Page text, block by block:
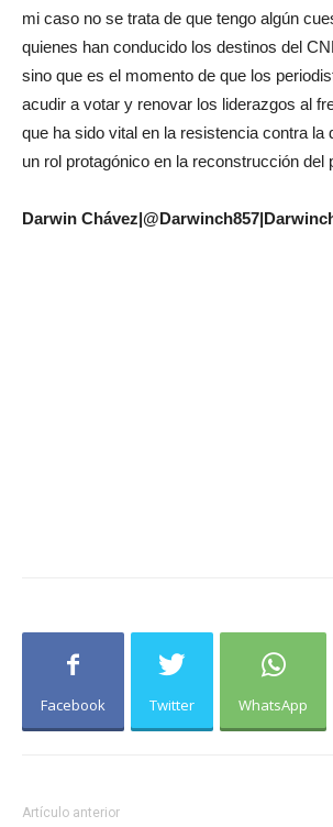
mi caso no se trata de que tengo algún
quienes han conducido los destinos del
sino que es el momento de que los
acudir a votar y renovar los liderazgos al
que ha sido vital en la resistencia contra la
un rol protagónico en la reconstrucción del
Darwin
Facebook Twitter WhatsApp
Artículo anterior